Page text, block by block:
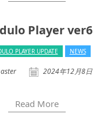
Player ver6
PLAYER UPDATE NEWS
2024年12月8日
Read More